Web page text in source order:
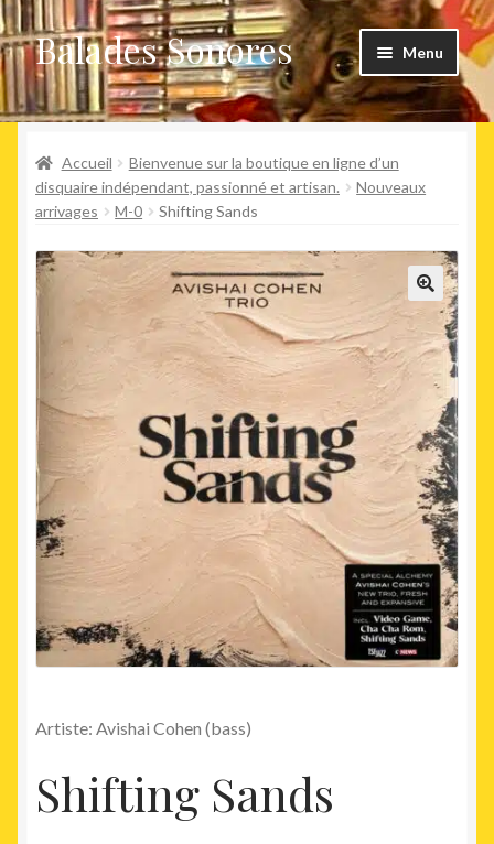
Aller
à
la
navigation
Aller
au
contenu
Balades Sonores Menu
Boutique
Nouveaux arrivages
le
Précommandes
Agenda
Accueil
Bienvenue sur la boutique en ligne d’un
disquaire indépendant, passionné et artisan.
Nouveaux
arrivages
M-0 Shifting Sands
🔍
Artiste: Avishai Cohen (bass)
Shifting Sands